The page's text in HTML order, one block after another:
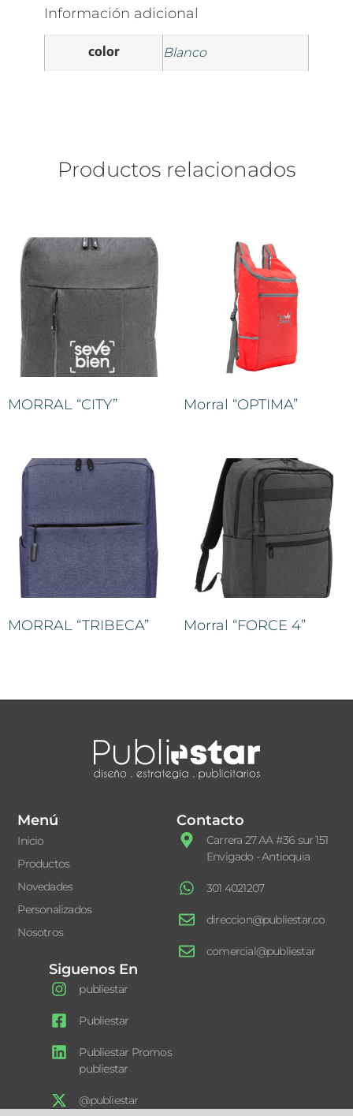
Información adicional
color Blanco
Productos relacionados
MORRAL “CITY” Morral “OPTIMA”
MORRAL “TRIBECA” Morral “FORCE 4”
Menú
Inicio
Productos
Novedades
Personalizados
Nosotros
Contacto
Carrera 27 AA #36 sur 151
Envigado - Antioquia
301 4021207
direccion@publiestar.co
comercial@publiestar
Siguenos En
publiestar
Publiestar
Publiestar Promos
publiestar
@publiestar